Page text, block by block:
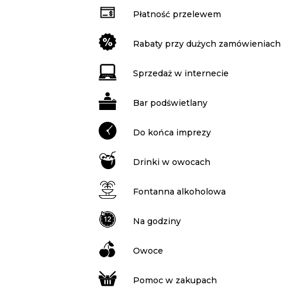
Płatność przelewem
Rabaty przy dużych zamówieniach
Sprzedaż w internecie
Bar podświetlany
Do końca imprezy
Drinki w owocach
Fontanna alkoholowa
Na godziny
Owoce
Pomoc w zakupach